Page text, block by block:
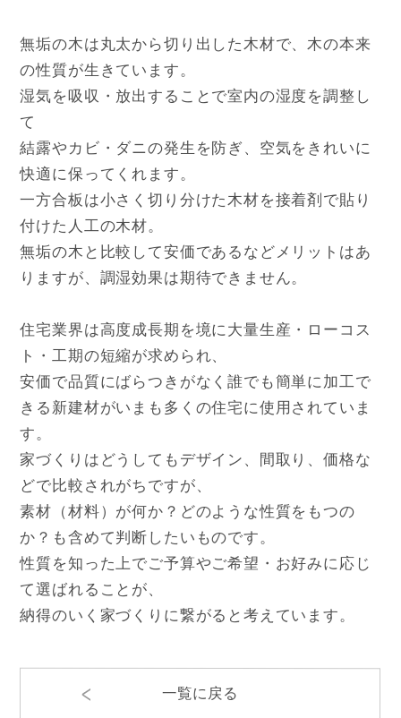
無垢の木は丸太から切り出した木材で、木の本来
の性質が生きています。
湿気を吸収・放出することで室内の湿度を調整し
て
結露やカビ・ダニの発生を防ぎ、空気をきれいに
快適に保ってくれます。
一方合板は小さく切り分けた木材を接着剤で貼り
付けた人工の木材。
無垢の木と比較して安価であるなどメリットはあ
りますが、調湿効果は期待できません。
住宅業界は高度成長期を境に大量生産・ローコス
ト・工期の短縮が求められ、
安価で品質にばらつきがなく誰でも簡単に加工で
きる新建材がいまも多くの住宅に使用されていま
す。
家づくりはどうしてもデザイン、間取り、価格な
どで比較されがちですが、
素材（材料）が何か？どのような性質をもつの
か？も含めて判断したいものです。
性質を知った上でご予算やご希望・お好みに応じ
て選ばれることが、
納得のいく家づくりに繋がると考えています。
一覧に戻る